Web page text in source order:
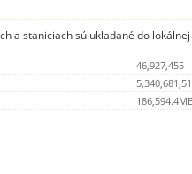
a staniciach sú ukladané do
46,927,455